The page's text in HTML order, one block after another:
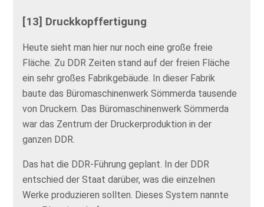
[13] Druckkopffertigung
Heute sieht man hier nur noch eine große freie
Fläche. Zu DDR Zeiten stand auf der freien Fläche
ein sehr großes Fabrikgebäude. In dieser Fabrik
baute das Büromaschinenwerk Sömmerda tausende
von Druckern. Das Büromaschinenwerk Sömmerda
war das Zentrum der Druckerproduktion in der
ganzen DDR.
Das hat die DDR-Führung geplant. In der DDR
entschied der Staat darüber, was die einzelnen
Werke produzieren sollten. Dieses System nannte